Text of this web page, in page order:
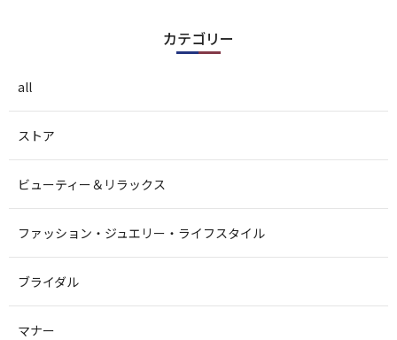
カテゴリー
all
ストア
ビューティー＆リラックス
ファッション・ジュエリー・ライフスタイル
ブライダル
マナー